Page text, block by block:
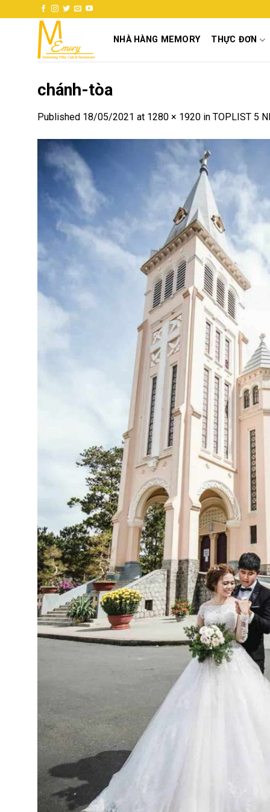
to
NHÀ HÀNG MEMORY THỰC ĐƠN
chánh-tòa
Published 18/05/2021 at 1280 × 1920 in TOPLIST 5